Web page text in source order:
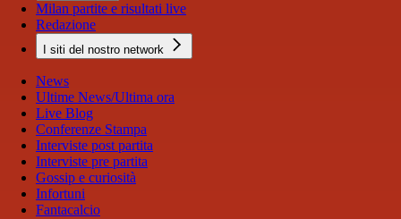
Milan partite e risultati live
Redazione
I siti del nostro network
News
Ultime News/Ultima ora
Live Blog
Conferenze Stampa
Interviste post partita
Interviste pre partita
Gossip e curiosità
Infortuni
Fantacalcio